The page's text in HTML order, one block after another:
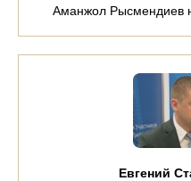
Аманжол Рысмендиев
Евгений